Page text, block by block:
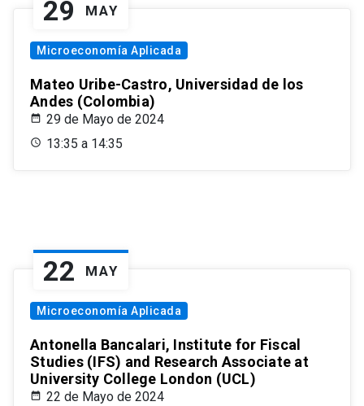
29 MAY
Microeconomía Aplicada
Mateo Uribe-Castro, Universidad de los
Andes (Colombia)
29 de Mayo de 2024
13:35 a 14:35
22 MAY
Microeconomía Aplicada
Antonella Bancalari, Institute for Fiscal
Studies (IFS) and Research Associate at
University College London (UCL)
22 de Mayo de 2024